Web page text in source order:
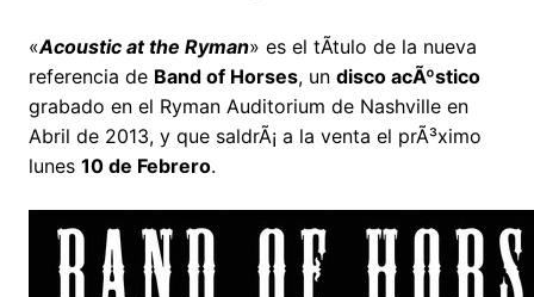
«Acoustic at the Ryman» es el tÃ­tulo de la nueva
referencia de Band of Horses, un disco acÃºstico
grabado en el Ryman Auditorium de Nashville en
Abril de 2013, y que saldrÃ¡ a la venta el prÃ³ximo
lunes 10 de Febrero.